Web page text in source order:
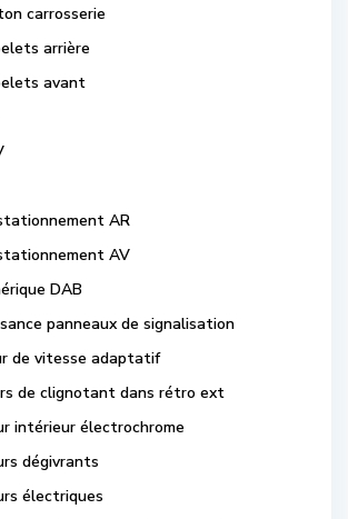
carrosserie
arrière
avant
AR
AV
DAB
panneaux de signalisation
de vitesse adaptatif
de clignotant dans rétro ext
intérieur électrochrome
dégivrants
électriques